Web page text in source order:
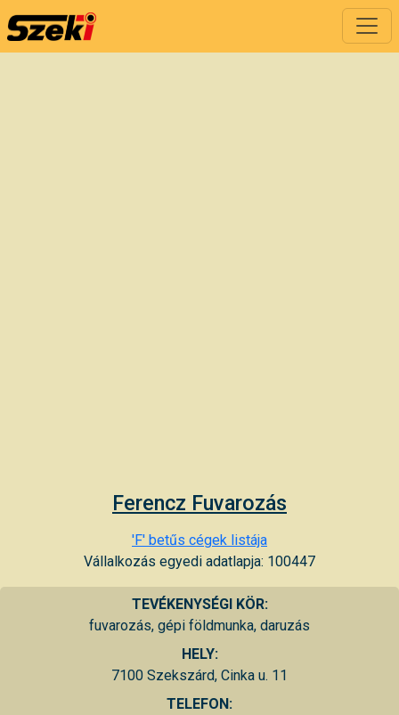
Ferencz Fuvarozás
'F' betűs cégek listája
Vállalkozás egyedi adatlapja: 100447
TEVÉKENYSÉGI KÖR:
fuvarozás, gépi földmunka, daruzás
HELY:
7100 Szekszárd, Cinka u. 11
TELEFON: